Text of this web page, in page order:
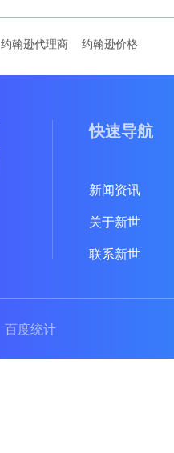
约翰逊代理商 约翰逊价格
快速导航
新闻资讯
关于新世
联系新世
统计